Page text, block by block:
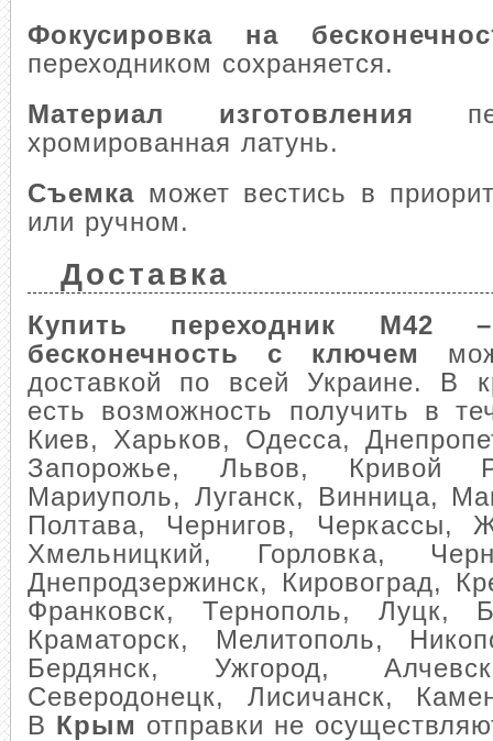
Фокусировка на
переходником сохраняется.
Материал изготовления
хромированная латунь.
Съемка может вестись в
или ручном.
Доставка
Купить переходник М42
бесконечность с ключем
доставкой по всей Украине. В
есть возможность получить в
Киев, Харьков, Одесса,
Запорожье, Львов, Кривой
Мариуполь, Луганск, Винница,
Полтава, Чернигов, Черкассы,
Хмельницкий, Горловка,
Днепродзержинск, Кировоград,
Франковск, Тернополь, Луцк,
Краматорск, Мелитополь,
Бердянск, Ужгород,
Северодонецк, Лисичанск,
В Крым отправки не